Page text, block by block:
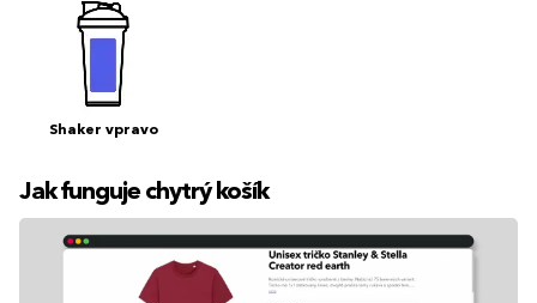
Shaker vpravo
Jak funguje chytrý košík